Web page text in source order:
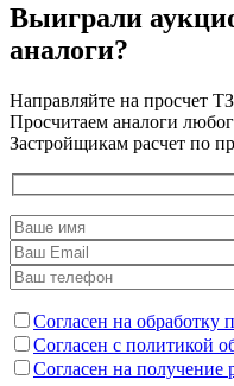
Выиграли
аналоги?
Направляйте на просчет
Просчитаем аналоги
Застройщикам расчет по
Согласен на обработку
Согласен с политикой
Согласен на получение